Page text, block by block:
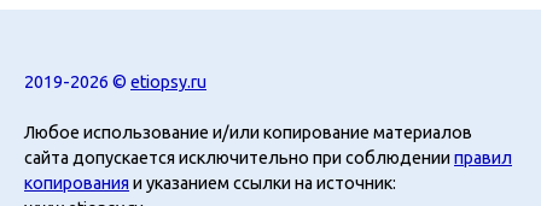
2019-2026 © etiopsy.ru
Любое использование и/или копирование материалов
сайта допускается исключительно при соблюденииправил
копирования и указанием ссылки на источник: